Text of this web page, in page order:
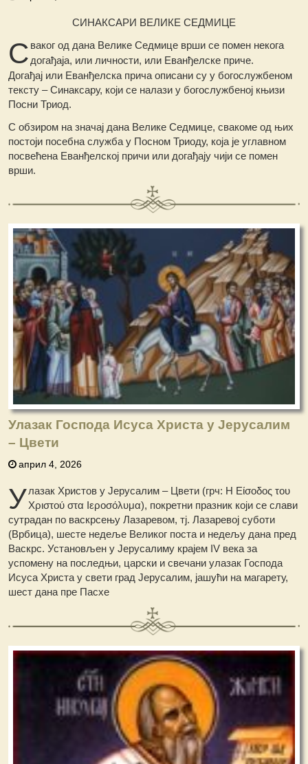
СИНАКСАРИ ВЕЛИКЕ СЕДМИЦЕ
С ваког од дана Велике Седмице врши се помен некога
догађаја, или личности, или Еванђелске приче.
Догађај или Еванђелска прича описани су у богослужбеном
тексту – Синаксару, који се налази у богослужбеној књизи
Посни Триод.
С обзиром на значај дана Велике Седмице, свакоме од њих
постоји посебна служба у Посном Триоду, која је углавном
посвећена Еванђелској причи или догађају чији се помен
врши.
Улазак Господа Исуса Христа у Јерусалим
– Цвети
април 4, 2026
Улазак Христов у Јерусалим – Цвети (грч: Η Είσοδος του
Χριστού στα Ιεροσόλυμα), покретни празник који се слави
сутрадан по васкрсењу Лазаревом, тј. Лазаревој суботи
(Врбица), шесте недеље Великог поста и недељу дана пред
Васкрс. Установљен у Јерусалиму крајем IV века за
успомену на последњи, царски и свечани улазак Господа
Исуса Христа у свети град Јерусалим, јашући на магарету,
шест дана пре Пасхе